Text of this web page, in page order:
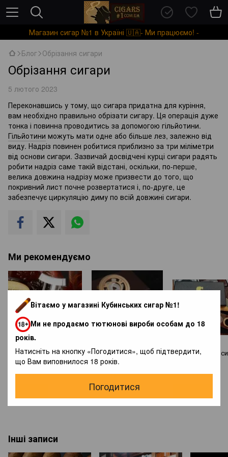
Вітаємо у магазині Кубинських сигар №1!
Ми не продаємо тютюнові вироби особам до 18
років.
Натисніть на кнопку «Погодитися», щоб підтвердити,
що Вам виповнилося 18 років.
Погодитися
Магазин сигар №1 в Україні 🇺🇦- Ми працюємо! -
Блог Обрізання сигари
Обрізання сигари
5 лютого 2023
Переконавшись у тому, що сигара придатна для куріння,
вам необхідно правильно обрізати сигару. Ця операція дуже
тонка і повинна проводитись за допомогою гільйотини.
Гільйотини можуть мати одне або більше лез, залежно від
виду. Надріз повинен робитися приблизно за три міліметри
від основи сигари. Зазвичай досвідчені курці сигари радять
робити надріз саме такій відстані, оскільки, по-перше,
велика довжина надрізу може призвести до того, що
покривний лист почне розвертатися і, по-друге, це
забезпечує циркуляцію диму по всій довжині сигари.
Ми рекомендуємо
Гильотина д.сигар з
доводчиком V cut
4 750 грн
Гильйотина Cohiba с
тройным лезвием Gold
4 250 грн
Купити
Гильотина для
2 986 грн
Інші записи